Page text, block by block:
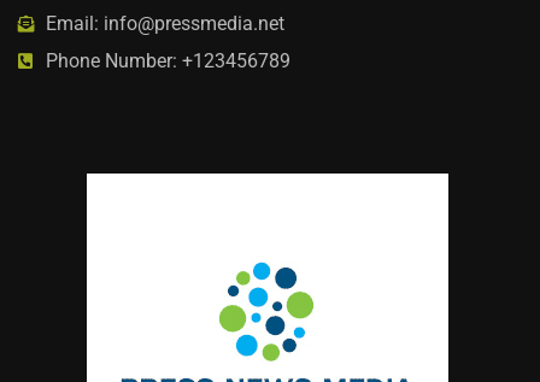
Email: info@pressmedia.net
Phone Number: +123456789